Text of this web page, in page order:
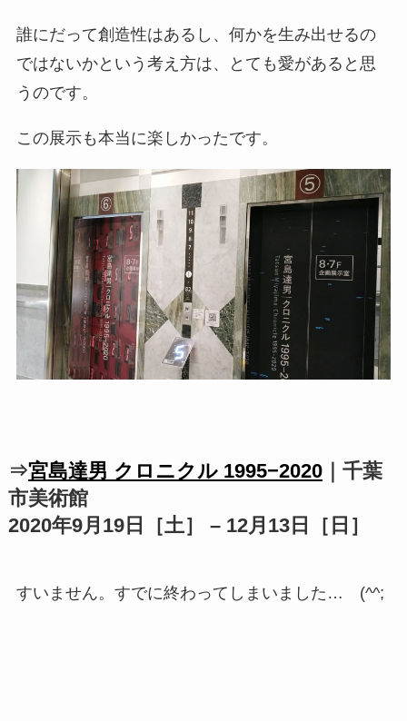
誰にだって創造性はあるし、何かを生み出せるの
ではないかという考え方は、とても愛があると思
うのです。
この展示も本当に楽しかったです。
⇒宮島達男 クロニクル 1995−2020｜千葉
市美術館
2020年9月19日［土］ – 12月13日［日］
すいません。すでに終わってしまいました… (^^;